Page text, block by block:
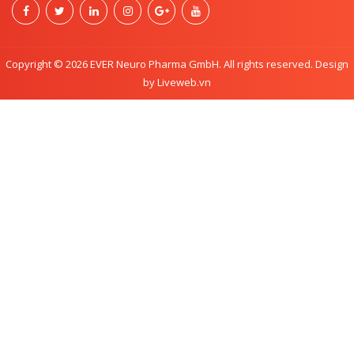
Copyright © 2026 EVER Neuro Pharma GmbH. All rights reserved. Design
by Liveweb.vn